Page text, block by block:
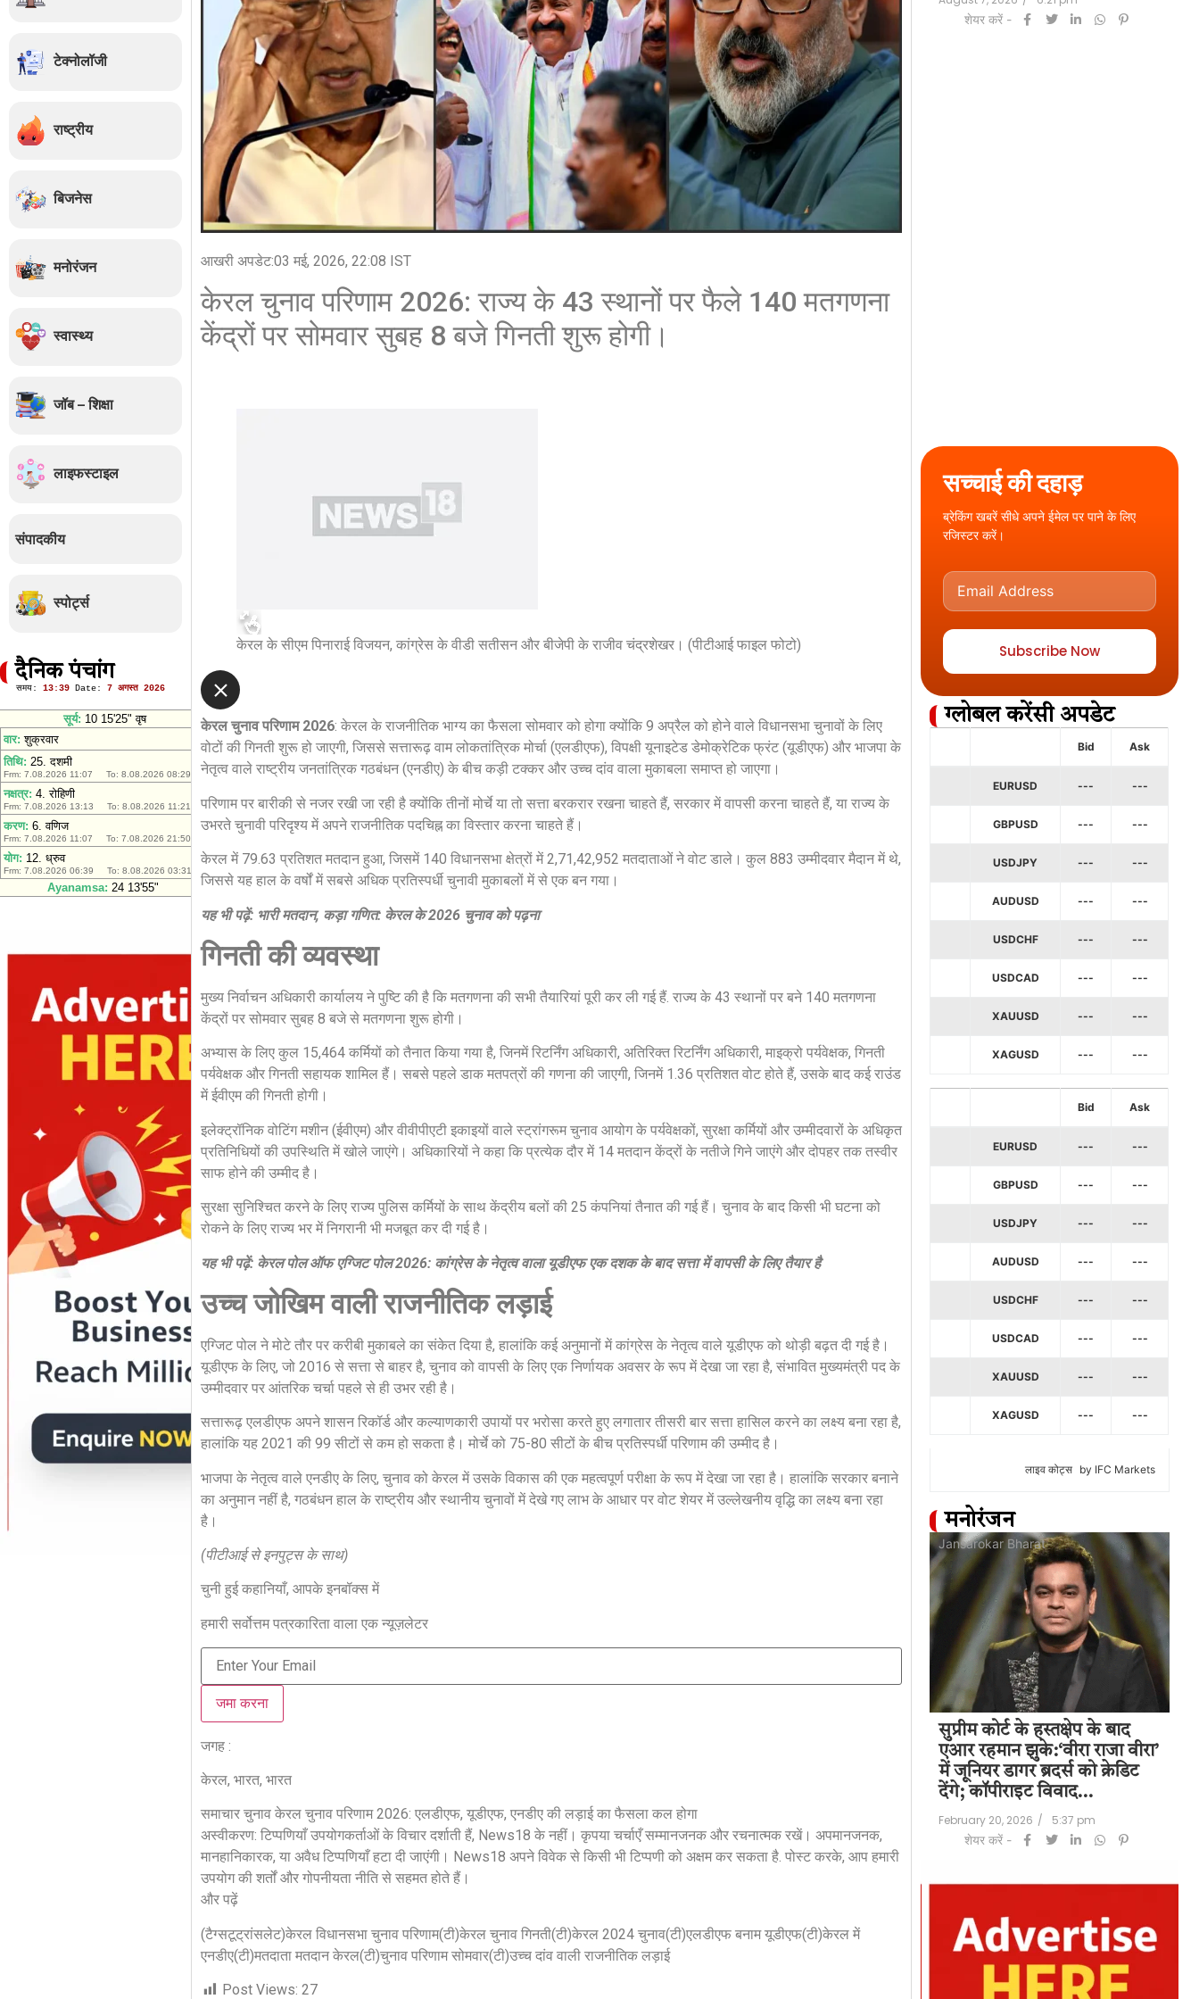
टेक्नोलॉजी
राष्ट्रीय
बिजनेस
मनोरंजन
स्वास्थ्य
जॉब – शिक्षा
लाइफस्टाइल
संपादकीय
स्पोर्ट्स
दैनिक पंचांग
आखरी अपडेट:03 मई, 2026, 22:08 IST
केरल चुनाव परिणाम 2026: राज्य के 43 स्थानों पर फैले 140 मतगणना
केंद्रों पर सोमवार सुबह 8 बजे गिनती शुरू होगी।
केरल के सीएम पिनाराई विजयन, कांग्रेस के वीडी सतीसन और बीजेपी के राजीव चंद्रशेखर। (पीटीआई फाइल फोटो)
केरल चुनाव परिणाम 2026: केरल के राजनीतिक भाग्य का फैसला सोमवार को होगा क्योंकि 9 अप्रैल को होने वाले विधानसभा चुनावों के लिए
वोटों की गिनती शुरू हो जाएगी, जिससे सत्तारूढ़ वाम लोकतांत्रिक मोर्चा (एलडीएफ), विपक्षी यूनाइटेड डेमोक्रेटिक फ्रंट (यूडीएफ) और भाजपा के
नेतृत्व वाले राष्ट्रीय जनतांत्रिक गठबंधन (एनडीए) के बीच कड़ी टक्कर और उच्च दांव वाला मुकाबला समाप्त हो जाएगा।
परिणाम पर बारीकी से नजर रखी जा रही है क्योंकि तीनों मोर्चे या तो सत्ता बरकरार रखना चाहते हैं, सरकार में वापसी करना चाहते हैं, या राज्य के
उभरते चुनावी परिदृश्य में अपने राजनीतिक पदचिह्न का विस्तार करना चाहते हैं।
केरल में 79.63 प्रतिशत मतदान हुआ, जिसमें 140 विधानसभा क्षेत्रों में 2,71,42,952 मतदाताओं ने वोट डाले। कुल 883 उम्मीदवार मैदान में थे,
जिससे यह हाल के वर्षों में सबसे अधिक प्रतिस्पर्धी चुनावी मुकाबलों में से एक बन गया।
यह भी पढ़ें: भारी मतदान, कड़ा गणित: केरल के 2026 चुनाव को पढ़ना
गिनती की व्यवस्था
मुख्य निर्वाचन अधिकारी कार्यालय ने पुष्टि की है कि मतगणना की सभी तैयारियां पूरी कर ली गई हैं. राज्य के 43 स्थानों पर बने 140 मतगणना
केंद्रों पर सोमवार सुबह 8 बजे से मतगणना शुरू होगी।
अभ्यास के लिए कुल 15,464 कर्मियों को तैनात किया गया है, जिनमें रिटर्निंग अधिकारी, अतिरिक्त रिटर्निंग अधिकारी, माइक्रो पर्यवेक्षक, गिनती
पर्यवेक्षक और गिनती सहायक शामिल हैं। सबसे पहले डाक मतपत्रों की गणना की जाएगी, जिनमें 1.36 प्रतिशत वोट होते हैं, उसके बाद कई राउंड
में ईवीएम की गिनती होगी।
इलेक्ट्रॉनिक वोटिंग मशीन (ईवीएम) और वीवीपीएटी इकाइयों वाले स्ट्रांगरूम चुनाव आयोग के पर्यवेक्षकों, सुरक्षा कर्मियों और उम्मीदवारों के अधिकृत
प्रतिनिधियों की उपस्थिति में खोले जाएंगे। अधिकारियों ने कहा कि प्रत्येक दौर में 14 मतदान केंद्रों के नतीजे गिने जाएंगे और दोपहर तक तस्वीर
साफ होने की उम्मीद है।
सुरक्षा सुनिश्चित करने के लिए राज्य पुलिस कर्मियों के साथ केंद्रीय बलों की 25 कंपनियां तैनात की गई हैं। चुनाव के बाद किसी भी घटना को
रोकने के लिए राज्य भर में निगरानी भी मजबूत कर दी गई है।
यह भी पढ़ें: केरल पोल ऑफ एग्जिट पोल 2026: कांग्रेस के नेतृत्व वाला यूडीएफ एक दशक के बाद सत्ता में वापसी के लिए तैयार है
उच्च जोखिम वाली राजनीतिक लड़ाई
एग्जिट पोल ने मोटे तौर पर करीबी मुकाबले का संकेत दिया है, हालांकि कई अनुमानों में कांग्रेस के नेतृत्व वाले यूडीएफ को थोड़ी बढ़त दी गई है।
यूडीएफ के लिए, जो 2016 से सत्ता से बाहर है, चुनाव को वापसी के लिए एक निर्णायक अवसर के रूप में देखा जा रहा है, संभावित मुख्यमंत्री पद के
उम्मीदवार पर आंतरिक चर्चा पहले से ही उभर रही है।
सत्तारूढ़ एलडीएफ अपने शासन रिकॉर्ड और कल्याणकारी उपायों पर भरोसा करते हुए लगातार तीसरी बार सत्ता हासिल करने का लक्ष्य बना रहा है,
हालांकि यह 2021 की 99 सीटों से कम हो सकता है। मोर्चे को 75-80 सीटों के बीच प्रतिस्पर्धी परिणाम की उम्मीद है।
भाजपा के नेतृत्व वाले एनडीए के लिए, चुनाव को केरल में उसके विकास की एक महत्वपूर्ण परीक्षा के रूप में देखा जा रहा है। हालांकि सरकार बनाने
का अनुमान नहीं है, गठबंधन हाल के राष्ट्रीय और स्थानीय चुनावों में देखे गए लाभ के आधार पर वोट शेयर में उल्लेखनीय वृद्धि का लक्ष्य बना रहा
है।
(पीटीआई से इनपुट्स के साथ)
चुनी हुई कहानियाँ, आपके इनबॉक्स में
हमारी सर्वोत्तम पत्रकारिता वाला एक न्यूज़लेटर
जमा करना
जगह :
केरल, भारत, भारत
समाचार चुनावकेरल चुनाव परिणाम 2026: एलडीएफ, यूडीएफ, एनडीए की लड़ाई का फैसला कल होगा
अस्वीकरण: टिप्पणियाँ उपयोगकर्ताओं के विचार दर्शाती हैं, News18 के नहीं। कृपया चर्चाएँ सम्मानजनक और रचनात्मक रखें। अपमानजनक,
मानहानिकारक, या अवैध टिप्पणियाँ हटा दी जाएंगी। News18 अपने विवेक से किसी भी टिप्पणी को अक्षम कर सकता है. पोस्ट करके, आप हमारी
उपयोग की शर्तों और गोपनीयता नीति से सहमत होते हैं।
और पढ़ें
(टैग्सटूट्रांसलेट)केरल विधानसभा चुनाव परिणाम(टी)केरल चुनाव गिनती(टी)केरल 2024 चुनाव(टी)एलडीएफ बनाम यूडीएफ(टी)केरल में
एनडीए(टी)मतदाता मतदान केरल(टी)चुनाव परिणाम सोमवार(टी)उच्च दांव वाली राजनीतिक लड़ाई
Post Views: 27
शेयर करें -
शेयर करें -
सच्चाई की दहाड़
ब्रेकिंग खबरें सीधे अपने ईमेल पर पाने के लिए
रजिस्टर करें।
Subscribe Now
ग्लोबल करेंसी अपडेट
Bid Ask
EURUSD --- ---
GBPUSD --- ---
USDJPY --- ---
AUDUSD --- ---
USDCHF --- ---
USDCAD --- ---
XAUUSD --- ---
XAGUSD --- ---
Bid Ask
EURUSD --- ---
GBPUSD --- ---
USDJPY --- ---
AUDUSD --- ---
USDCHF --- ---
USDCAD --- ---
XAUUSD --- ---
XAGUSD --- ---
लाइव कोट्स by IFC Markets
मनोरंजन
February 20, 2026 /
5:37 pm
शेयर करें -
शेयर करें -
Jansarokar Bharat
सुप्रीम कोर्ट के हस्तक्षेप के बाद
एआर रहमान झुके:‘वीरा राजा वीरा’
में जूनियर डागर ब्रदर्स को क्रेडिट
देंगे; कॉपीराइट विवाद…
February 20, 2026 /
5:37 pm
शेयर करें -